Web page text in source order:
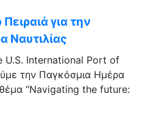
για την
Ναυτιλίας
U.S. International Port of
την Παγκόσμια Ημέρα
“Navigating the future: